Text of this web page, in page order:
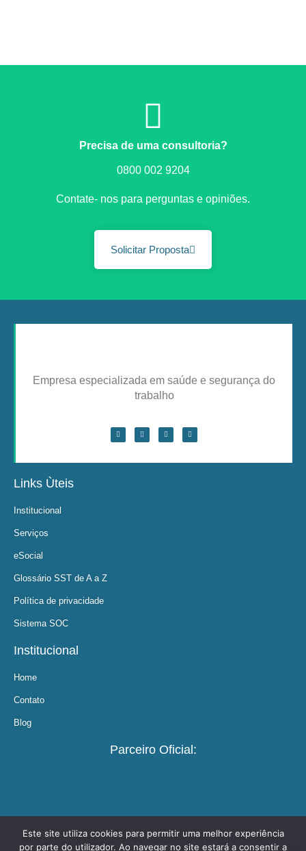
Precisa de uma consultoria?
0800 002 9204
Contate- nos para perguntas e opiniões.
Solicitar Proposta
Empresa especializada em saúde e segurança do
trabalho
Links Ùteis
Institucional
Serviços
eSocial
Glossário SST de A a Z
Política de privacidade
Sistema SOC
Institucional
Home
Contato
Blog
Parceiro Oficial:
Este site utiliza cookies para permitir uma melhor experiência
por parte do utilizador. Ao navegar no site estará a consentir a